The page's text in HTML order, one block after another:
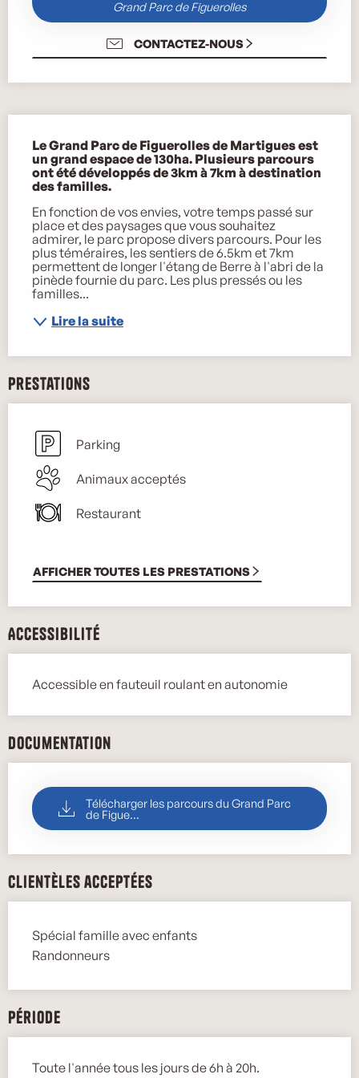
Grand Parc de Figuerolles
CONTACTEZ-NOUS
Le Grand Parc de Figuerolles de Martigues est
un grand espace de 130ha. Plusieurs parcours
ont été développés de 3km à 7km à destination
des familles.
En fonction de vos envies, votre temps passé sur
place et des paysages que vous souhaitez
admirer, le parc propose divers parcours. Pour les
plus téméraires, les sentiers de 6.5km et 7km
permettent de longer l'étang de Berre à l'abri de la
pinède fournie du parc. Les plus pressés ou les
familles...
Lire la suite
Prestations
Parking
Animaux acceptés
Restaurant
AFFICHER TOUTES LES PRESTATIONS
Accessibilité
Accessible en fauteuil roulant en autonomie
Documentation
Télécharger les parcours du Grand Parc
de Figue...
Clientèles acceptées
Spécial famille avec enfants
Randonneurs
Période
Toute l'année tous les jours de 6h à 20h.